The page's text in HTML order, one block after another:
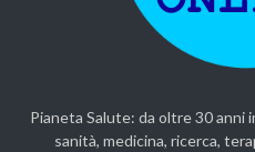
Pianeta Salute: da oltre 30 anni
sanità, medicina, ricerca,